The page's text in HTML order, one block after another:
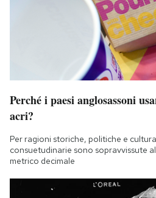
Perché i paesi anglosassoni
acri?
Per ragioni storiche, politiche e
consuetudinarie sono sopravvissute
metrico decimale